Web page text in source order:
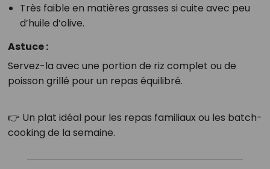
Très faible en matières grasses si cuite avec peu
d’huile d’olive.
Astuce :
Servez-la avec une portion de riz complet ou de
poisson grillé pour un repas équilibré.
👉 Un plat idéal pour les repas familiaux ou les batch-
cooking de la semaine.